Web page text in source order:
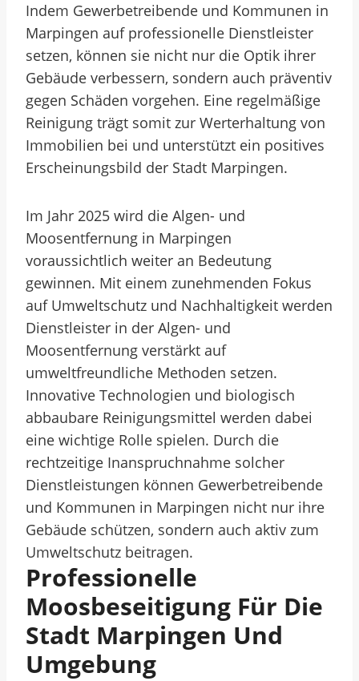
Indem Gewerbetreibende und Kommunen in
Marpingen auf professionelle Dienstleister
setzen, können sie nicht nur die Optik ihrer
Gebäude verbessern, sondern auch präventiv
gegen Schäden vorgehen. Eine regelmäßige
Reinigung trägt somit zur Werterhaltung von
Immobilien bei und unterstützt ein positives
Erscheinungsbild der Stadt Marpingen.
Im Jahr 2025 wird die Algen- und
Moosentfernung in Marpingen
voraussichtlich weiter an Bedeutung
gewinnen. Mit einem zunehmenden Fokus
auf Umweltschutz und Nachhaltigkeit werden
Dienstleister in der Algen- und
Moosentfernung verstärkt auf
umweltfreundliche Methoden setzen.
Innovative Technologien und biologisch
abbaubare Reinigungsmittel werden dabei
eine wichtige Rolle spielen. Durch die
rechtzeitige Inanspruchnahme solcher
Dienstleistungen können Gewerbetreibende
und Kommunen in Marpingen nicht nur ihre
Gebäude schützen, sondern auch aktiv zum
Umweltschutz beitragen.
Professionelle
Moosbeseitigung Für Die
Stadt Marpingen Und
Umgebung